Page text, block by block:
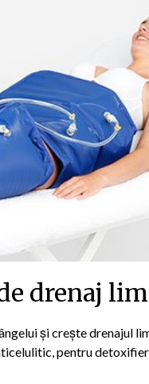
drenaj
și crește drenajul
pentru